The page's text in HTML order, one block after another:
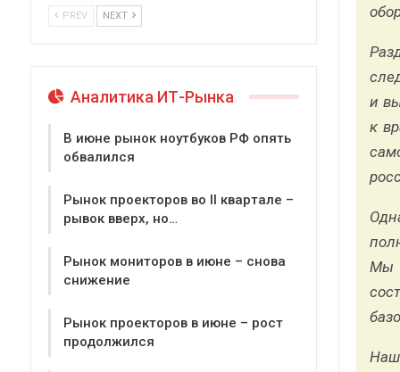
и
к
Мы
PREV NEXT
Аналитика ИТ-Рынка
В июне рынок ноутбуков РФ опять
обвалился
Рынок проекторов во II квартале –
рывок вверх, но…
Рынок мониторов в июне – снова
снижение
Рынок проекторов в июне – рост
продолжился